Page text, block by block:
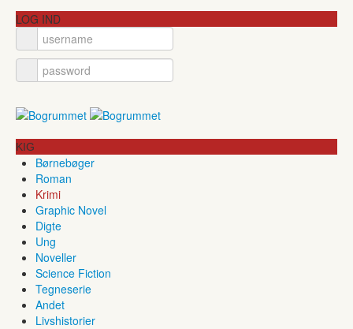
LOG IND
KIG
Børnebøger
Roman
Krimi
Graphic Novel
Digte
Ung
Noveller
Science Fiction
Tegneserie
Andet
Livshistorier